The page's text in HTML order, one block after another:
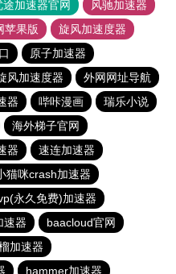
途加速器官网
风驰加速器
苹果版
旋风加速度器
原子加速器
风加速度器
外网网址导航
器 哔咔漫画
瑞乐小说
海外梯子官网
器
速连加速器
猫咪crash加速器
永久免费)加速器
速器
baacloud官网
加速器
hammer加速器